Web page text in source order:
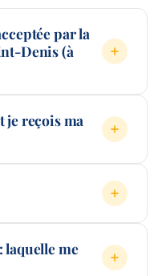
par la
Denis (à
je reçois ma
laquelle me